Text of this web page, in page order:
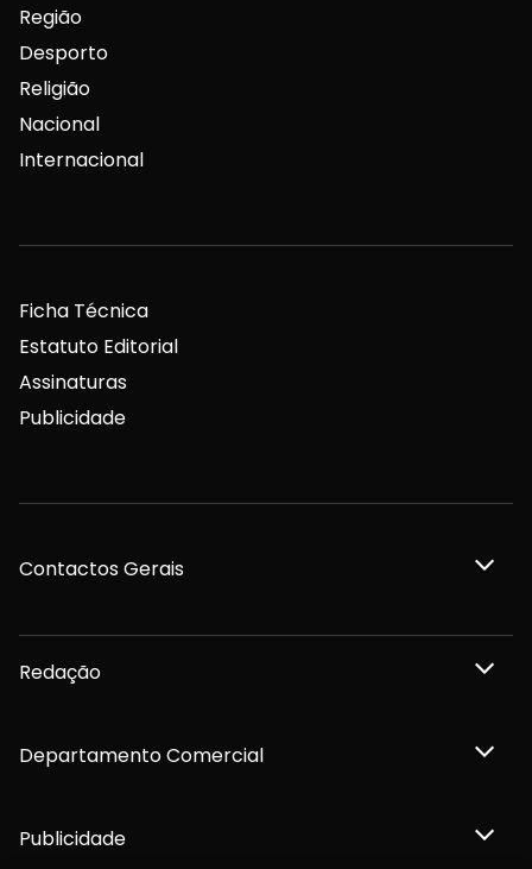
Região
Desporto
Religião
Nacional
Internacional
Ficha Técnica
Estatuto Editorial
Assinaturas
Publicidade
Contactos Gerais
Redação
Departamento Comercial
Publicidade